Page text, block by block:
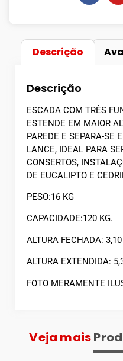
Descrição
Descrição
ESCADA COM TRÊS
ESTENDE EM MAIOR
PAREDE E SEPARA-SE
LANCE, IDEAL PARA
CONSERTOS,
DE EUCALIPTO E
PESO:16 KG
CAPACIDADE:120 KG.
ALTURA FECHADA:
ALTURA EXTENDIDA:
FOTO MERAMENTE
Veja mais